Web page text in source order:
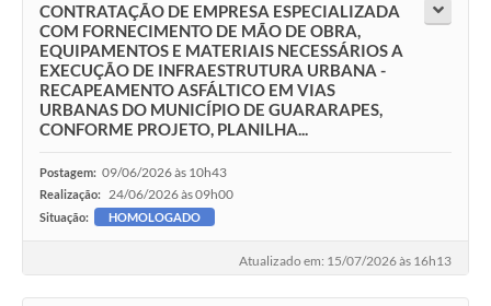
CONTRATAÇÃO DE EMPRESA ESPECIALIZADA
COM FORNECIMENTO DE MÃO DE OBRA,
EQUIPAMENTOS E MATERIAIS NECESSÁRIOS A
EXECUÇÃO DE INFRAESTRUTURA URBANA -
RECAPEAMENTO ASFÁLTICO EM VIAS
URBANAS DO MUNICÍPIO DE GUARARAPES,
CONFORME PROJETO, PLANILHA...
Postagem: 09/06/2026 às 10h43
Realização: 24/06/2026 às 09h00
Situação: HOMOLOGADO
Atualizado em: 15/07/2026 às 16h13